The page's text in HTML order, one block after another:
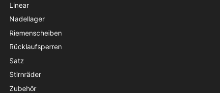
Linear
Nadellager
Riemenscheiben
Rücklaufsperren
Satz
Stirnräder
Zubehör